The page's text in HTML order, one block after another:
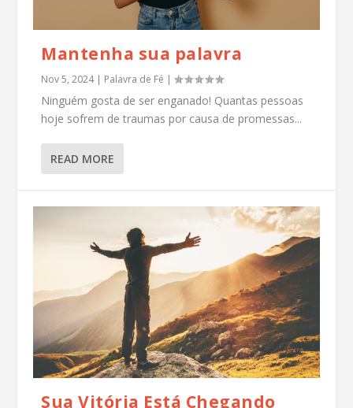
Mantenha sua palavra
Nov 5, 2024| Palavra de Fé |
Ninguém gosta de ser enganado! Quantas pessoas
hoje sofrem de traumas por causa de promessas...
READ MORE
Sua Vitória Está Chegando